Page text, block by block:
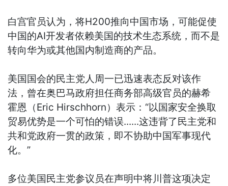
白宫官员认为，将H200推向中国市场，可能促使
中国的AI开发者依赖美国的技术生态系统，而不是
转向华为或其他国内制造商的产品。
美国国会的民主党人周一已迅速表态反对该作
法，曾在奥巴马政府担任商务部高级官员的赫希
霍恩（Eric Hirschhorn）表示：“以国家安全换取
贸易优势是一个可怕的错误......这违背了民主党和
共和党政府一贯的政策，即不协助中国军事现代
化。”
多位美国民主党参议员在声明中将川普这项决定